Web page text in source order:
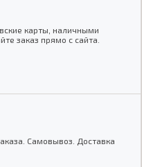
карты, наличными
заказ прямо с сайта.
Самовывоз. Доставка